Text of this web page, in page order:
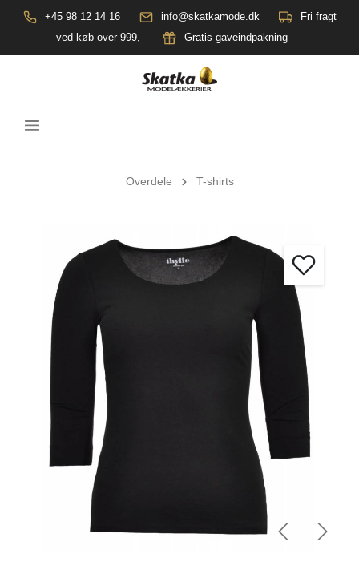
+45 98 12 14 16 info@skatkamode.dk
Fri fragt
ved køb over 999,-
Gratis gaveindpakning
Overdele T-shirts